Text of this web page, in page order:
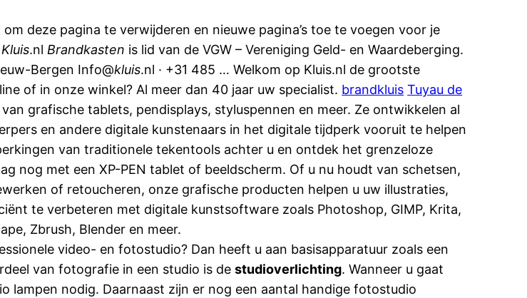
om deze pagina te verwijderen en nieuwe pagina’s toe te voegen voor je
Kluis.nl Brandkasten is lid van de VGW – Vereniging Geld- en Waardeberging.
Bergen Info@kluis.nl · +31 485 … Welkom op Kluis.nl de grootste
of in onze winkel? Al meer dan 40 jaar uw specialist. brandkluis Tuyau de
grafische tablets, pendisplays, styluspennen en meer. Ze ontwikkelen al
en andere digitale kunstenaars in het digitale tijdperk vooruit te helpen
van traditionele tekentools achter u en ontdek het grenzeloze
nog met een XP-PEN tablet of beeldscherm. Of u nu houdt van schetsen,
of retoucheren, onze grafische producten helpen u uw illustraties,
te verbeteren met digitale kunstsoftware zoals Photoshop, GIMP, Krita,
Zbrush, Blender en meer.
video- en fotostudio? Dan heeft u aan basisapparatuur zoals een
van fotografie in een studio is destudioverlichting. Wanneer u gaat
nodig. Daarnaast zijn er nog een aantal handige fotostudio